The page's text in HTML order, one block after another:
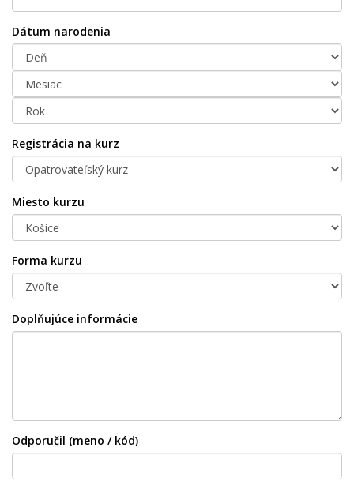
Dátum narodenia
Registrácia na kurz
Miesto kurzu
Forma kurzu
Doplňujúce informácie
Odporučil (meno / kód)